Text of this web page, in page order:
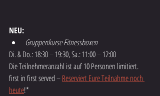
NEU:
Gruppenkurse Fitnessboxen
Di. & Do.: 18:30 – 19:30, Sa.: 11:00 – 12:00
Die Teilnehmeranzahl ist auf 10 Personen limitiert.
first in first served – Reserviert Eure Teilnahme noch
heute!*